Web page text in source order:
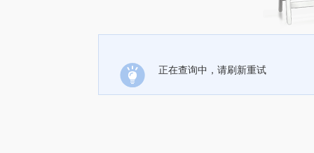
正在查询中，请刷新重试